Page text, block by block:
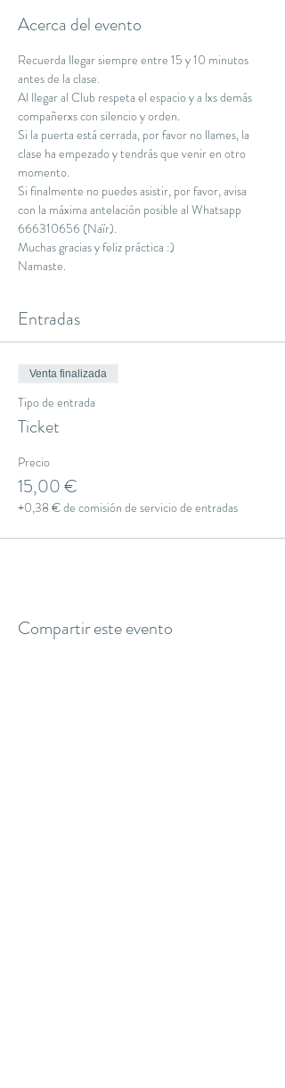
Acerca del evento
Recuerda llegar siempre entre 15 y 10 minutos
antes de la clase.
Al llegar al Club respeta el espacio y a lxs demás
compañerxs con silencio y orden.
Si la puerta está cerrada, por favor no llames, la
clase ha empezado y tendrás que venir en otro
momento.
Si finalmente no puedes asistir, por favor, avisa
con la máxima antelación posible al Whatsapp
666310656 (Naïr).
Muchas gracias y feliz práctica :)
Namaste.
Entradas
Venta finalizada
Tipo de entrada
Ticket
Precio
15,00 €
+0,38 € de comisión de servicio de entradas
Compartir este evento